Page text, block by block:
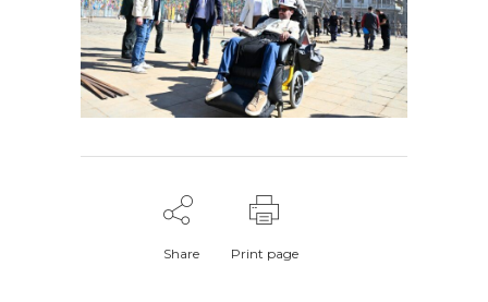
Share Print page